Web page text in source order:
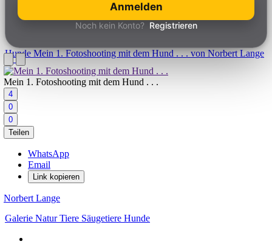
Anmelden
Noch kein Konto? Registrieren
HundeMein 1. Fotoshooting mit dem Hund . . . von Norbert Lange
Mein 1. Fotoshooting mit dem Hund . . .
4
0
0
Teilen
WhatsApp
Email
Link kopieren
Norbert Lange
Galerie NaturTiere Säugetiere Hunde